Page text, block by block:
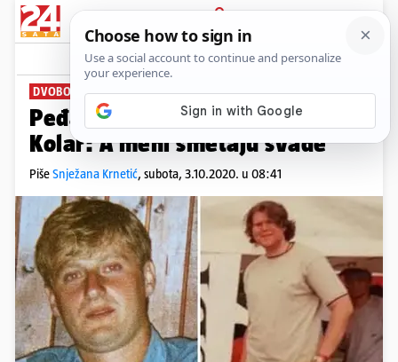
PRIJAVA
News Komentari
DVOBOJ DVOMETRAŠA
Peđa Grbin: Muče me štokovi;
Kolar: A meni smetaju svađe
PišeSnježana Krnetić, subota, 3.10.2020. u 08:41